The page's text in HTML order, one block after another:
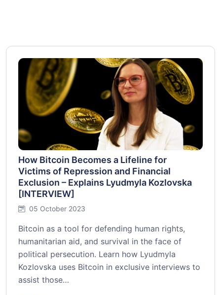
How Bitcoin Becomes a Lifeline for
Victims of Repression and Financial
Exclusion – Explains Lyudmyla Kozlovska
[INTERVIEW]
05 October 2023
Bitcoin as a tool for defending human rights,
humanitarian aid, and survival in the face of
political persecution. Learn how Lyudmyla
Kozlovska uses Bitcoin in exclusive interviews to
assist those…